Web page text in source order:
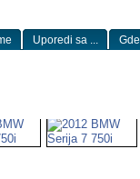
Uporedi sa ...